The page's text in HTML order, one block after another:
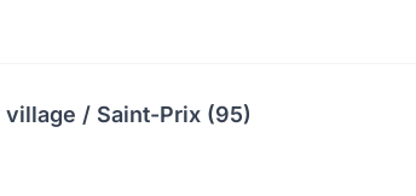
/ Saint-Prix (95)